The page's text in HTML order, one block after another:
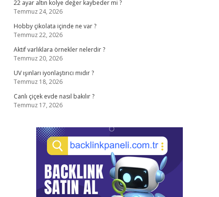
22 ayar altın kolye değer kaybeder mi ?
Temmuz 24, 2026
Hobby çikolata içinde ne var ?
Temmuz 22, 2026
Aktif varlıklara örnekler nelerdir ?
Temmuz 20, 2026
UV ışınları iyonlaştırıcı mıdır ?
Temmuz 18, 2026
Canlı çiçek evde nasıl bakılır ?
Temmuz 17, 2026